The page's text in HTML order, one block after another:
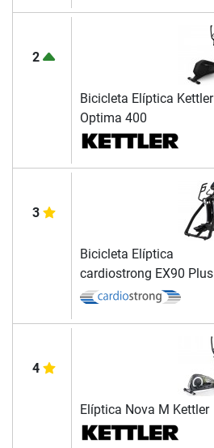
2
Bicicleta Elíptica Kettler
Optima 400
3
Bicicleta Elíptica
cardiostrong EX90 Plus
4
Elíptica Nova M Kettler